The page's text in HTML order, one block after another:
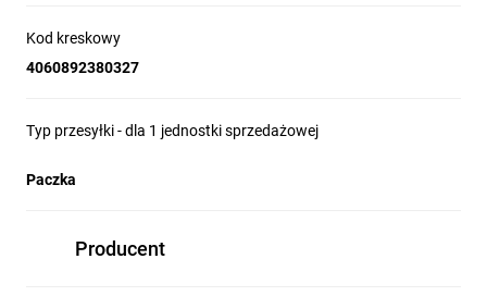
Kod kreskowy
4060892380327
Typ przesyłki - dla 1 jednostki sprzedażowej
Paczka
Producent